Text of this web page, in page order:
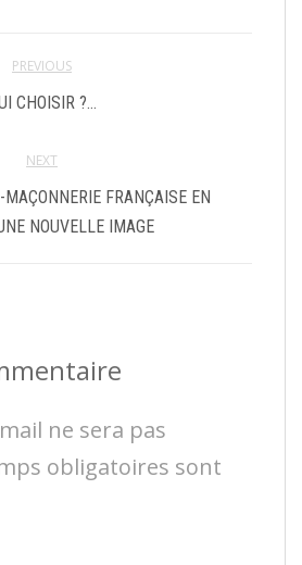
PREVIOUS
CHOISIR ?…
NEXT
FRANÇAISE EN
NOUVELLE IMAGE
ne sera pas
obligatoires sont